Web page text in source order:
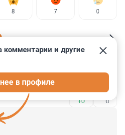
8 7 0
отвечает курирует…
+0 –0
комментарии и другие
в профиле